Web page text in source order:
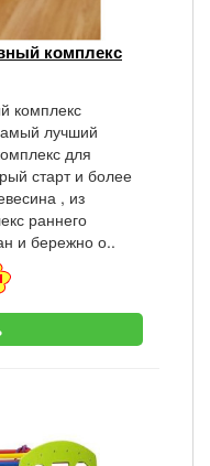
комплекс
комплекс
лучший
для
старт и более
, из
раннего
и бережно о..